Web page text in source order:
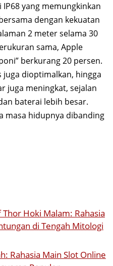
yang memungkinkan
dengan kekuatan
2 meter selama 30
sama, Apple
berkurang 20 persen.
dioptimalkan, hingga
juga meningkat, sejalan
baterai lebih besar.
masa hidupnya dibanding
Hoki Malam: Rahasia
di Tengah Mitologi
Rahasia Main Slot Online